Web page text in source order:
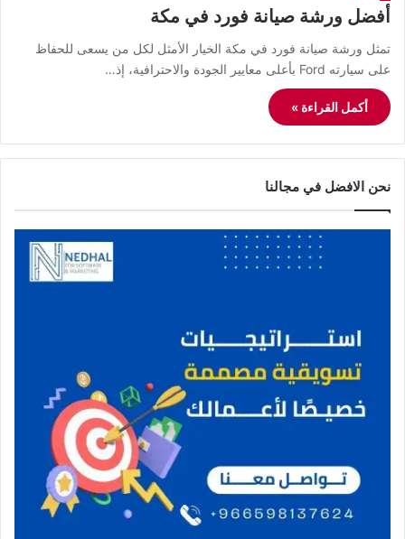
أفضل ورشة صيانة فورد في مكة
تمثل ورشة صيانة فورد في مكة الخيار الأمثل لكل من يسعى للحفاظ
على سيارته Ford بأعلى معايير الجودة والاحترافية، إذ…
أكمل القراءة »
نحن الافضل في مجالنا